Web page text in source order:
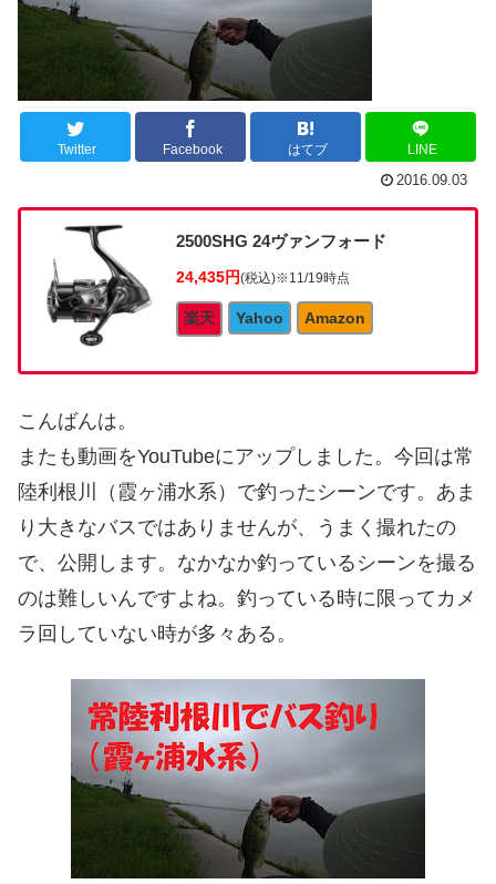
Twitter Facebook はてブ LINE
2016.09.03
2500SHG 24ヴァンフォード
24,435円(税込)※11/19時点
楽天 Yahoo Amazon
こんばんは。
またも動画をYouTubeにアップしました。今回は常
陸利根川（霞ヶ浦水系）で釣ったシーンです。あま
り大きなバスではありませんが、うまく撮れたの
で、公開します。なかなか釣っているシーンを撮る
のは難しいんですよね。釣っている時に限ってカメ
ラ回していない時が多々ある。